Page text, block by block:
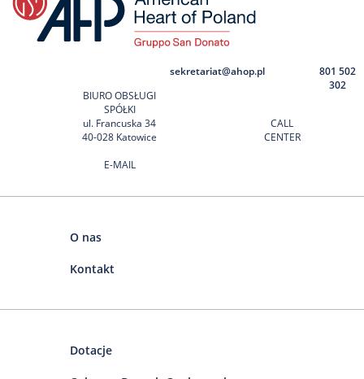
BIURO OBSŁUGI
SPÓŁKI
ul. Francuska 34
40-028 Katowice
E-MAIL
sekretariat@ahop.pl
CALL
CENTER
801 502
302
O nas
Kontakt
Dotacje